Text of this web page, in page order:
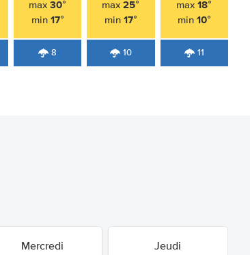
max30°
min 17°
8
max25°
min 17°
10
max18°
min 10°
11
Mercredi Jeudi